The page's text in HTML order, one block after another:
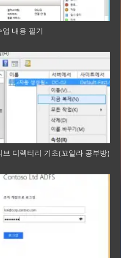
내용 필기
디렉터리 기초(꼬알라 공부방)